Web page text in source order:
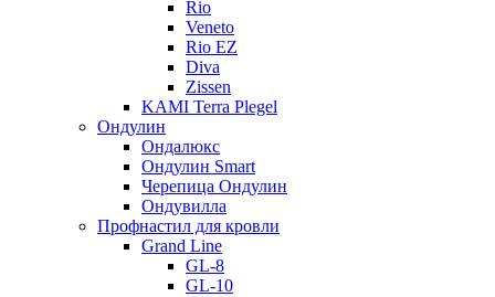
Rio
Veneto
Rio EZ
Diva
Zissen
KAMI Terra Plegel
Ондулин
Ондалюкс
Ондулин Smart
Черепица Ондулин
Ондувилла
Профнастил для кровли
Grand Line
GL-8
GL-10